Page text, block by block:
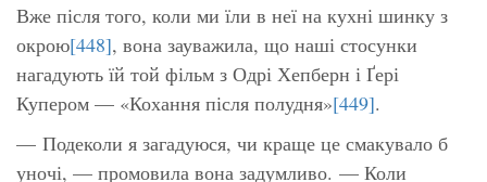
Вже після того, коли ми їли в неї на кухні шинку з
окрою[448], вона зауважила, що наші стосунки
нагадують їй той фільм з Одрі Хепберн і Ґері
Купером — «Кохання після полудня»[449].
— Подеколи я загадуюся, чи краще це смакувало б
уночі, — промовила вона задумливо. — Коли